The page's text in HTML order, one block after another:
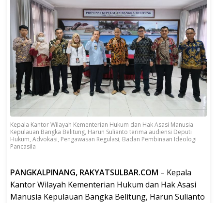
Kepala Kantor Wilayah Kementerian Hukum dan Hak Asasi Manusia
Kepulauan Bangka Belitung, Harun Sulianto terima audiensi Deputi
Hukum, Advokasi, Pengawasan Regulasi, Badan Pembinaan Ideologi
Pancasila
PANGKALPINANG, RAKYATSULBAR.COM – Kepala
Kantor Wilayah Kementerian Hukum dan Hak Asasi
Manusia Kepulauan Bangka Belitung, Harun Sulianto